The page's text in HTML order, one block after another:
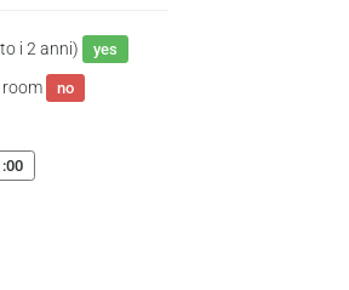
i 2 anni) yes
room no